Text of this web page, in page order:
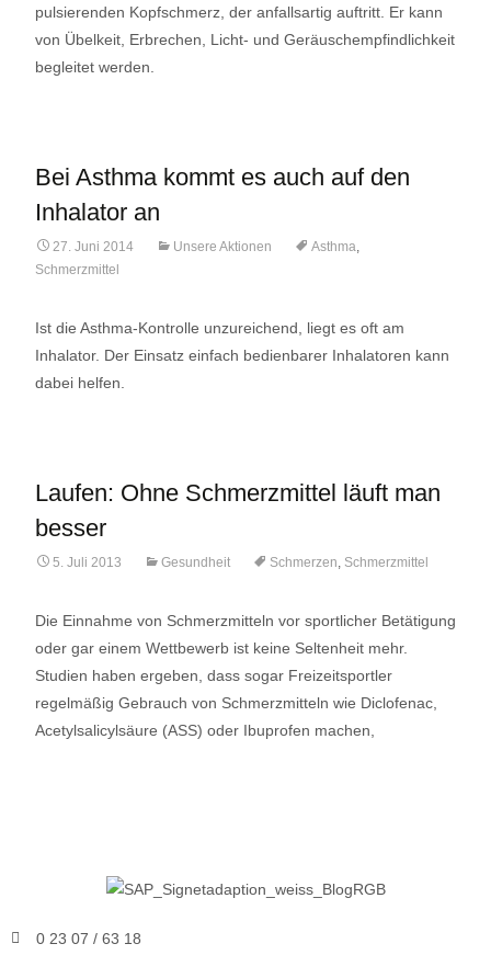
pulsierenden Kopfschmerz, der anfallsartig auftritt. Er kann
von Übelkeit, Erbrechen, Licht- und Geräuschempfindlichkeit
begleitet werden.
Bei Asthma kommt es auch auf den
Inhalator an
27. Juni 2014 Unsere Aktionen Asthma,
Schmerzmittel
Ist die Asthma-Kontrolle unzureichend, liegt es oft am
Inhalator. Der Einsatz einfach bedienbarer Inhalatoren kann
dabei helfen.
Laufen: Ohne Schmerzmittel läuft man
besser
5. Juli 2013 Gesundheit Schmerzen, Schmerzmittel
Die Einnahme von Schmerzmitteln vor sportlicher Betätigung
oder gar einem Wettbewerb ist keine Seltenheit mehr.
Studien haben ergeben, dass sogar Freizeitsportler
regelmäßig Gebrauch von Schmerzmitteln wie Diclofenac,
Acetylsalicylsäure (ASS) oder Ibuprofen machen,
0 23 07 / 63 18